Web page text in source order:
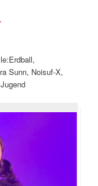
Sunn, Noisuf-X,